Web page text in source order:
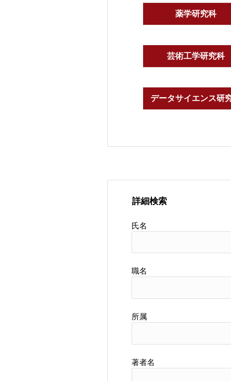
薬学研究科
芸術工学研究科
データサイエンス研
詳細検索
氏名
職名
所属
著者名